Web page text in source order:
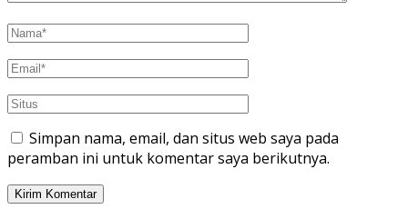
Simpan nama, email, dan situs web saya pada
peramban ini untuk komentar saya berikutnya.